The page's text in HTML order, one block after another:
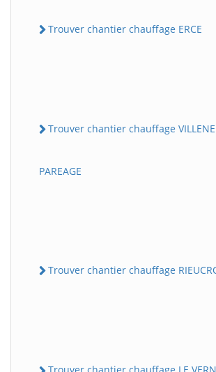
Trouver chantier chauffage ERCE
Trouver chantier chauffage
PAREAGE
Trouver chantier chauffage